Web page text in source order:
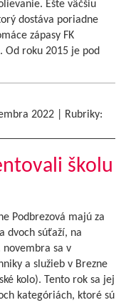
Ešte väčšiu
dostáva poriadne
zápasy FK
Od roku 2015 je pod
2022
Rubriky:
školu
Podbrezová majú za
dvoch súťaží, na
sa v
a služieb v Brezne
kolo). Tento rok sa jej
kategóriách, ktoré sú